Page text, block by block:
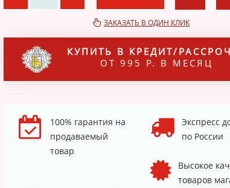
ЗАКАЗАТЬ В ОДИН КЛИК
КУПИТЬ В КРЕДИТ/
ОТ 995 Р. В МЕСЯЦ
100% гарантия на
продаваемый
товар
Экспресс
по России
Высокое
товаров